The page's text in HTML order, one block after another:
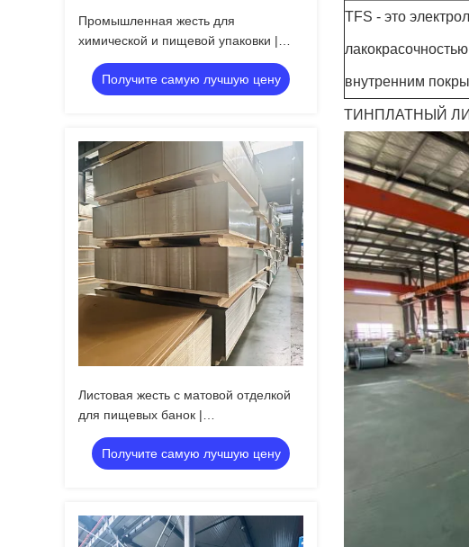
Промышленная жесть для
химической и пищевой упаковки |
Устойчивый к ржавчине
Получите самую лучшую цену
Листовая жесть с матовой отделкой
для пищевых банок |
Высокостабильная упаковка
Получите самую лучшую цену
TFS - это
внутренним
ТИНПЛАТНЫЙ